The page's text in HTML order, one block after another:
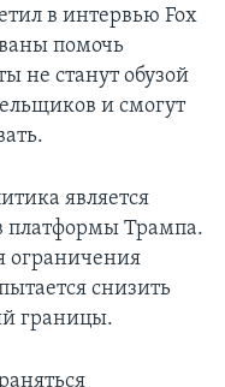
в интервью Fox
помочь
не станут обузой
и смогут
является
платформы Трампа.
ограничения
снизить
границы.